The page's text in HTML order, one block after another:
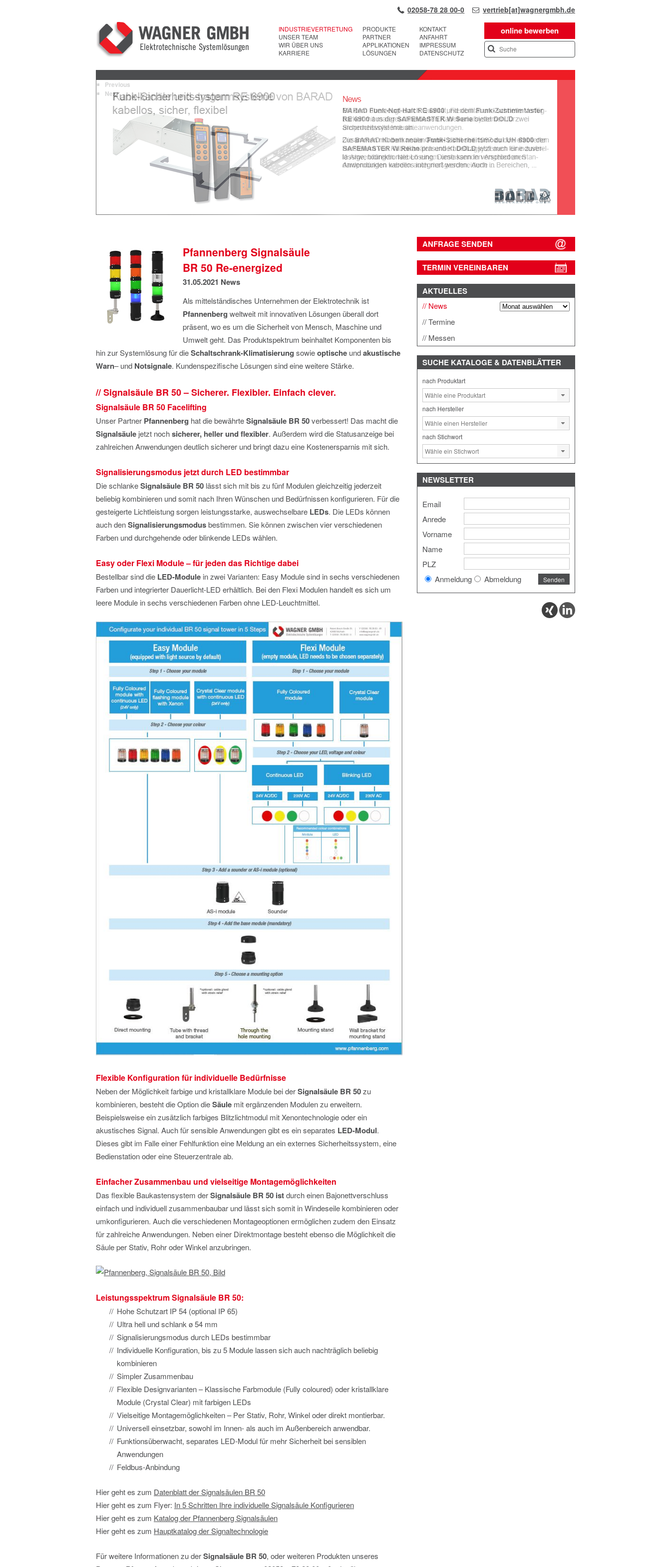
02058-78 28 00-0 vertrieb[at]wagnergmbh.de
online bewerben
INDUSTRIEVERTRETUNG
UNSER TEAM
WIR ÜBER UNS
KARRIERE
PRODUKTE
PARTNER
APPLIKATIONEN
LÖSUNGEN
KONTAKT
ANFAHRT
IMPRESSUM
DATENSCHUTZ
Previous
Next
Pfannenberg Signalsäule
BR 50 Re-energized
31.05.2021 News
Als mittelständisches Unternehmen der Elektrotechnik ist
Pfannenberg weltweit mit innovativen Lösungen überall dort
präsent, wo es um die Sicherheit von Mensch, Maschine und
Umwelt geht. Das Produktspektrum beinhaltet Komponenten bis
hin zur Systemlösung für dieSchaltschrank-Klimatisierung sowieoptische undakustische
Warn– und Notsignale. Kundenspezifische Lösungen sind eine weitere Stärke.
Signalsäule BR 50 – Sicherer. Flexibler. Einfach clever.
Signalsäule BR 50 Facelifting
Unser Partner Pfannenberg hat die bewährteSignalsäule BR 50verbessert! Das macht die
Signalsäule jetzt nochsicherer, heller und flexibler. Außerdem wird die Statusanzeige bei
zahlreichen Anwendungen deutlich sicherer und bringt dazu eine Kostenersparnis mit sich.
Signalisierungsmodus jetzt durch LED bestimmbar
Die schlankeSignalsäule BR 50 lässt sich mit bis zu fünf Modulen gleichzeitig jederzeit
beliebig kombinieren und somit nach Ihren Wünschen und Bedürfnissen konfigurieren. Für die
gesteigerte Lichtleistung sorgen leistungsstarke, auswechselbare LEDs. Die LEDs können
auch denSignalisierungsmodusbestimmen. Sie können zwischen vier verschiedenen
Farben und durchgehende oder blinkende LEDs wählen.
Easy oder Flexi Module – für jeden das Richtige dabei
Bestellbar sind die LED-Module in zwei Varianten: Easy Module sind in sechs verschiedenen
Farben und integrierter Dauerlicht-LED erhältlich. Bei den Flexi Modulen handelt es sich um
leere Module in sechs verschiedenen Farben ohne LED-Leuchtmittel.
Flexible Konfiguration für individuelle Bedürfnisse
Neben der Möglichkeit farbige und kristallklare Module bei derSignalsäule BR 50zu
kombinieren, besteht die Option dieSäule mit ergänzenden Modulen zu erweitern.
Beispielsweise ein zusätzlich farbiges Blitzlichtmodul mit Xenontechnologie oder ein
akustisches Signal. Auch für sensible Anwendungen gibt es ein separates LED-Modul.
Dieses gibt im Falle einer Fehlfunktion eine Meldung an ein externes Sicherheitssystem, eine
Bedienstation oder eine Steuerzentrale ab.
Einfacher Zusammenbau und vielseitige Montagemöglichkeiten
Das flexible Baukastensystem derSignalsäule BR 50 istdurch einen Bajonettverschluss
einfach und individuell zusammenbaubar und lässt sich somit in Windeseile kombinieren oder
umkonfigurieren. Auch die verschiedenen Montageoptionen ermöglichen zudem den Einsatz
für zahlreiche Anwendungen. Neben einer Direktmontage besteht ebenso die Möglichkeit die
Säule per Stativ, Rohr oder Winkel anzubringen.
Leistungsspektrum Signalsäule BR 50:
Hohe Schutzart IP 54 (optional IP 65)
Ultra hell und schlank ø 54 mm
Signalisierungsmodus durch LEDs bestimmbar
Individuelle Konfiguration, bis zu 5 Module lassen sich auch nachträglich beliebig
kombinieren
Simpler Zusammenbau
Flexible Designvarianten – Klassische Farbmodule (Fully coloured) oder kristallklare
Module (Crystal Clear) mit farbigen LEDs
Vielseitige Montagemöglichkeiten – Per Stativ, Rohr, Winkel oder direkt montierbar.
Universell einsetzbar, sowohl im Innen- als auch im Außenbereich anwendbar.
Funktionsüberwacht, separates LED-Modul für mehr Sicherheit bei sensiblen
Anwendungen
Feldbus-Anbindung
Hier geht es zum Datenblatt der Signalsäulen BR 50
Hier geht es zum Flyer: In 5 Schritten Ihre individuelle Signalsäule Konfigurieren
Hier geht es zum Katalog der Pfannenberg Signalsäulen
Hier geht es zum Hauptkatalog der Signaltechnologie
Für weitere Informationen zu derSignalsäule BR 50, oder weiteren Produkten unseres
ANFRAGE SENDEN
TERMIN VEREINBAREN
AKTUELLES
News
Termine
Messen
SUCHE KATALOGE & DATENBLÄTTER
nach Produktart
nach Hersteller
nach Stichwort
NEWSLETTER
Email
Anrede
Vorname
Name
PLZ
Anmeldung
Abmeldung